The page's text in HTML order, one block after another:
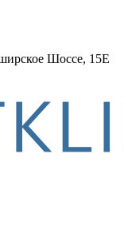
Шоссе, 15Е